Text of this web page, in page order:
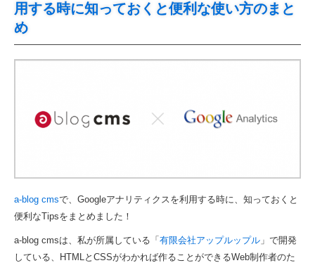
用する時に知っておくと便利な使い方のまと
め
a-blog cmsで、Googleアナリティクスを利用する時に、知っておくと
便利なTipsをまとめました！
a-blog cmsは、私が所属している「有限会社アップルップル 」で開発
している、HTMLとCSSがわかれば作ることができるWeb制作者のた